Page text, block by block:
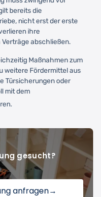
bereits die
nicht erst der erste
ihre
abschließen.
Maßnahmen zum
weitere Fördermittel aus
Türsicherungen oder
mit dem
gesucht?
anfragen→